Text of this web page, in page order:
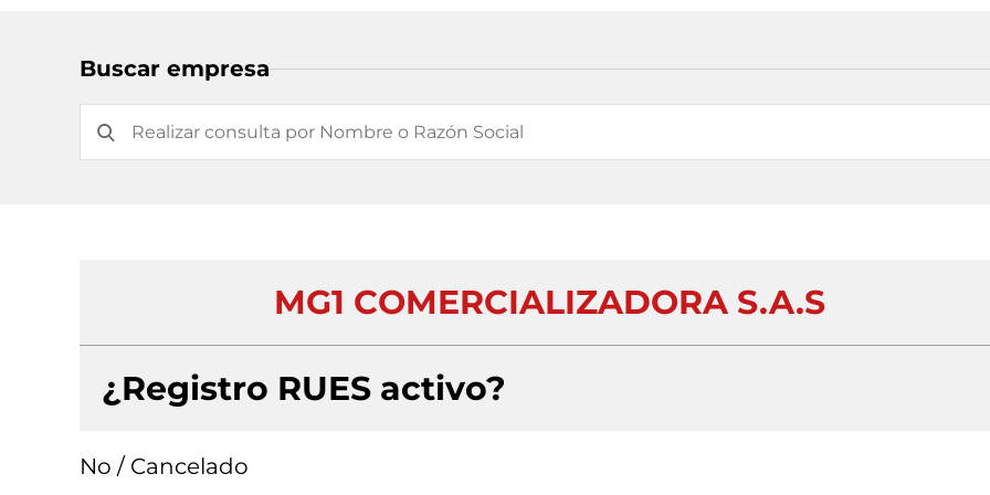
Buscar empresa
MG1 COMERCIALIZADORA S.A.S
¿Registro RUES activo?
No / Cancelado